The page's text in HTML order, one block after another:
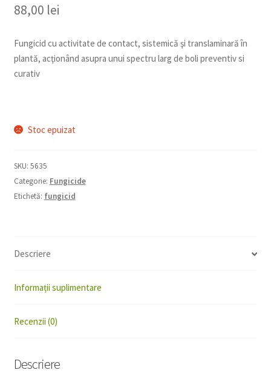
88,00 lei
Fungicid cu activitate de contact, sistemică şi translaminară în
plantă, acţionând asupra unui spectru larg de boli preventiv si
curativ
Stoc epuizat
SKU: 5635
Categorie: Fungicide
Etichetă: fungicid
Descriere
Informații suplimentare
Recenzii (0)
Descriere